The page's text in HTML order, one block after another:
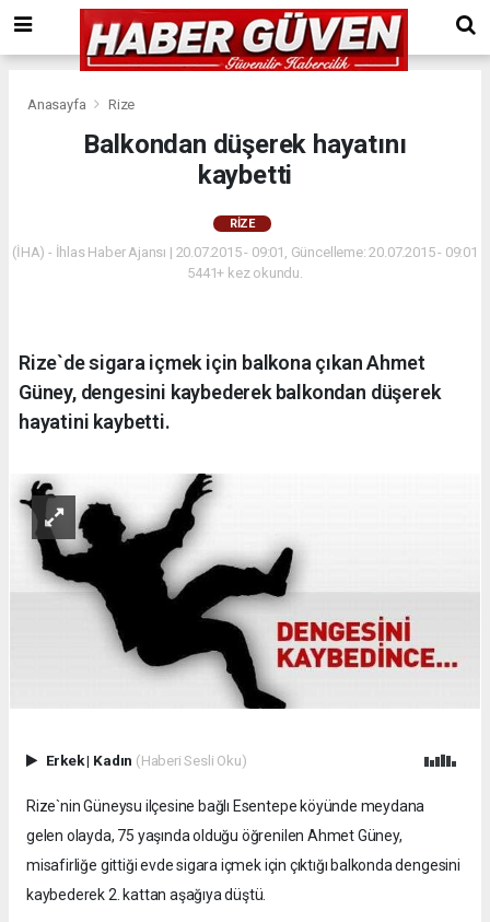
Anasayfa Rize
Balkondan düşerek hayatını
kaybetti
RIZE
(İHA) - İhlas Haber Ajansı | 20.07.2015 - 09:01, Güncelleme: 20.07.2015 - 09:01
5441+ kez okundu.
Rize`de sigara içmek için balkona çıkan Ahmet
Güney, dengesini kaybederek balkondan düşerek
hayatini kaybetti.
Erkek| Kadın (Haberi Sesli Oku)
Rize`nin Güneysu ilçesine bağlı Esentepe köyünde meydana
gelen olayda, 75 yaşında olduğu öğrenilen Ahmet Güney,
misafirliğe gittiği evde sigara içmek için çıktığı balkonda dengesini
kaybederek 2. kattan aşağıya düştü.